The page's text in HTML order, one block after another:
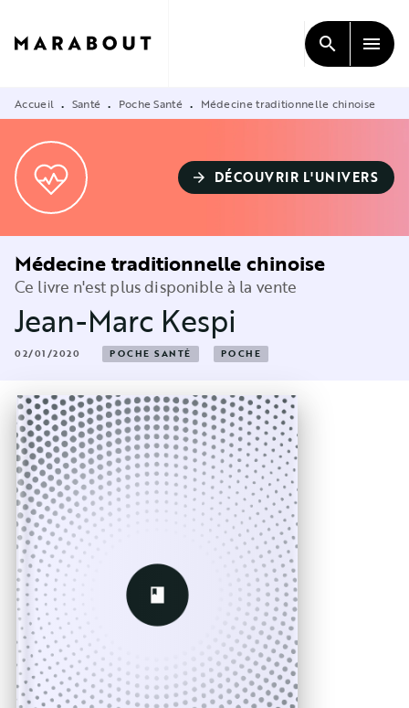
CONTENU
search menu
Accueil • Santé • Poche Santé • Médecine traditionnelle chinoise
arrow_forward DÉCOUVRIR L'UNIVERS
Médecine traditionnelle chinoise
Ce livre n'est plus disponible à la vente
Jean-Marc Kespi
02/01/2020 POCHE SANTÉ POCHE